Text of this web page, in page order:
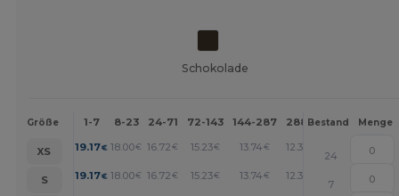
Schokolade
Größe 1-7 8-23 24-71 72-143 144-287 288 + Mehr
Bestand Menge
XS 19.17€ 18.00€ 16.72 € 15.23€ 13.74€ 12.35 +
24
S
19.17€ 18.00€ 16.72 € 15.23€ 13.74€ 12.35
7